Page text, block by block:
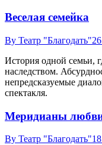
Веселая семейка
By Театр "Благодать"
История одной семьи,
наследством.
непредсказуемые
спектакля.
Меридианы
By Театр "Благодать"